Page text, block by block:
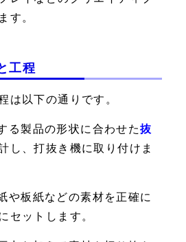
す。
工程
は以下の通りです。
る製品の形状に合わせた抜
し、打抜き機に取り付けま
や板紙などの素材を正確に
セットします。